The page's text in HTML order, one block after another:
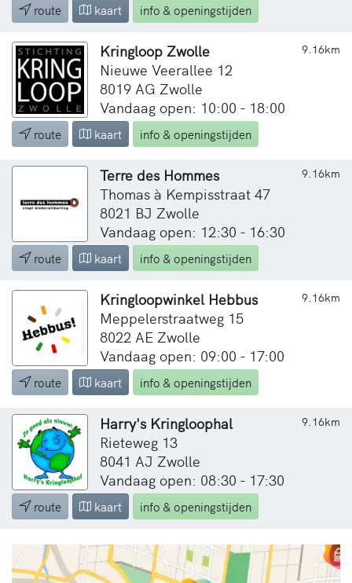
route kaart info & openingstijden
9.16km
Kringloop Zwolle
Nieuwe Veerallee 12
8019 AG Zwolle
Vandaag open: 10:00 - 18:00
route kaart info & openingstijden
9.16km
Terre des Hommes
Thomas à Kempisstraat 47
8021 BJ Zwolle
Vandaag open: 12:30 - 16:30
route kaart info & openingstijden
9.16km
Kringloopwinkel Hebbus
Meppelerstraatweg 15
8022 AE Zwolle
Vandaag open: 09:00 - 17:00
route kaart info & openingstijden
9.16km
Harry's Kringloophal
Rieteweg 13
8041 AJ Zwolle
Vandaag open: 08:30 - 17:30
route kaart info & openingstijden